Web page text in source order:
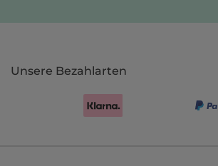
Unsere Bezahlarten